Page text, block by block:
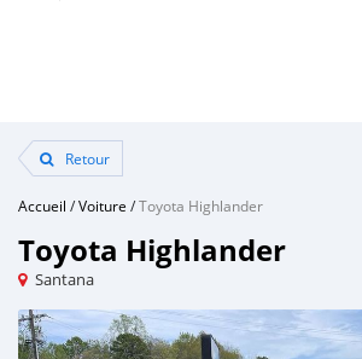
Retour
Accueil /Voiture /Toyota Highlander
Toyota Highlander
Santana